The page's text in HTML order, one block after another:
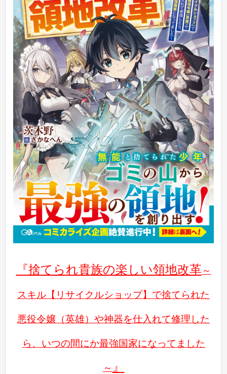
『捨てられ貴族の楽しい領地改革 ～
スキル【リサイクルショップ】で捨てられた
悪役令嬢（英雄）や神器を仕入れて修理した
ら、いつの間にか最強国家になってました
～ 』